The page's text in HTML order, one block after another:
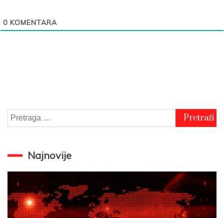
0 KOMENTARA
Pretraga
za:
Najnovije